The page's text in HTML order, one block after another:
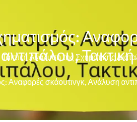
Τακτική Ανάλυση της Σχηματικής
Αναφορές σκάουτινγκ, Ανάλυση